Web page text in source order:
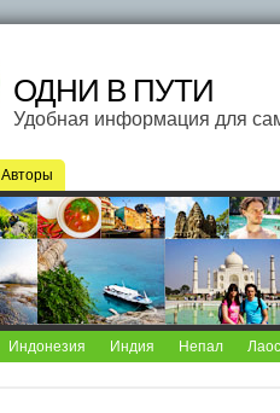
ОДНИ В ПУТИ
Удобная информация для
Авторы
Индонезия Индия Непал Лаос